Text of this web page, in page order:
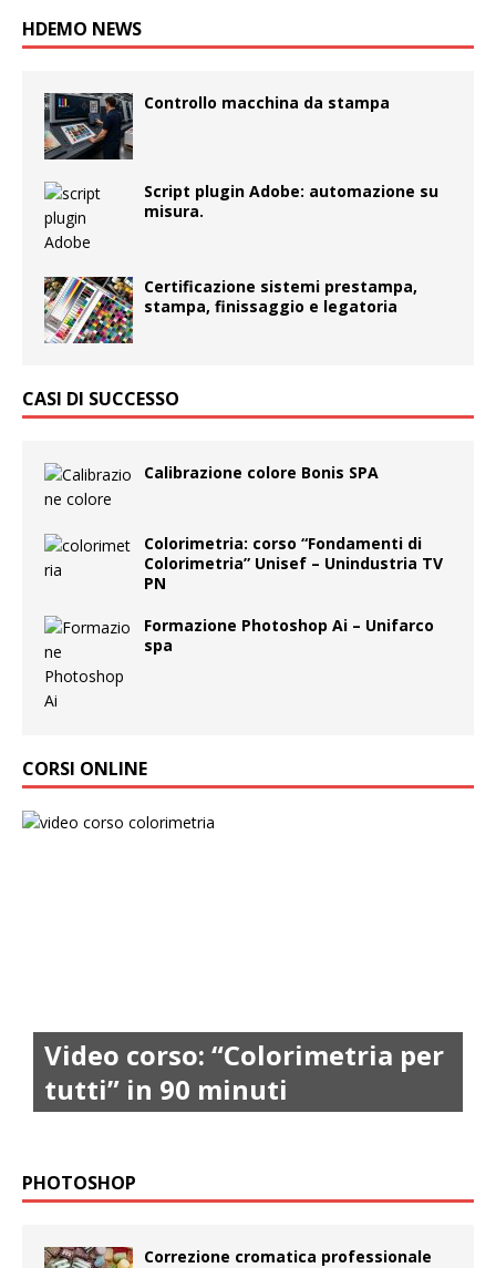
HDEMO NEWS
Controllo macchina da stampa
Script plugin Adobe: automazione su
misura.
Certificazione sistemi prestampa,
stampa, finissaggio e legatoria
CASI DI SUCCESSO
Calibrazione colore Bonis SPA
Colorimetria: corso “Fondamenti di
Colorimetria” Unisef – Unindustria TV
PN
Formazione Photoshop Ai – Unifarco
spa
CORSI ONLINE
Video corso: “Colorimetria per
tutti” in 90 minuti
PHOTOSHOP
Correzione cromatica professionale